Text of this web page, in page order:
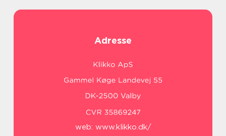
Adresse
web: www.klikko.dk/